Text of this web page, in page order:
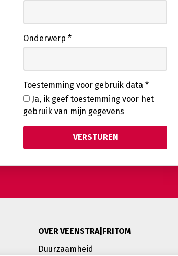
Onderwerp*
Toestemming voor gebruik data*
Ja, ik geef toestemming voor het
gebruik van mijn gegevens
OVER VEENSTRA|FRITOM
Duurzaamheid